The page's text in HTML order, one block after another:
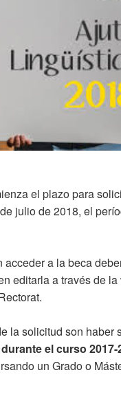
el plazo para
julio de 2018, el
a la beca
editarla a través de
la solicitud son haber
el curso 2017-
un Grado o